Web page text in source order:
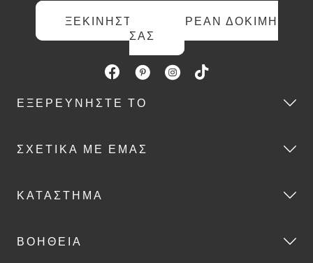
ΞΕΚΙΝΉΣΤΕ ΤΗ ΔΩΡΕΆΝ ΔΟΚΙΜΉ
ΣΑΣ
ΕΞΕΡΕΥΝΉΣΤΕ ΤΟ
ΣΧΕΤΙΚΆ ΜΕ ΕΜΆΣ
ΚΑΤΆΣΤΗΜΑ
ΒΟΉΘΕΙΑ